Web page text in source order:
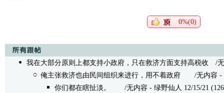
0%(0)
我在大部分原则上都支持小政府，只在救济方面支持高税收 /无
俺主张救济也由民间组织来进行，用不着政府 /无内容 -
你们都在瞎扯淡。
/无内容 - 绿野仙人 12/15/21